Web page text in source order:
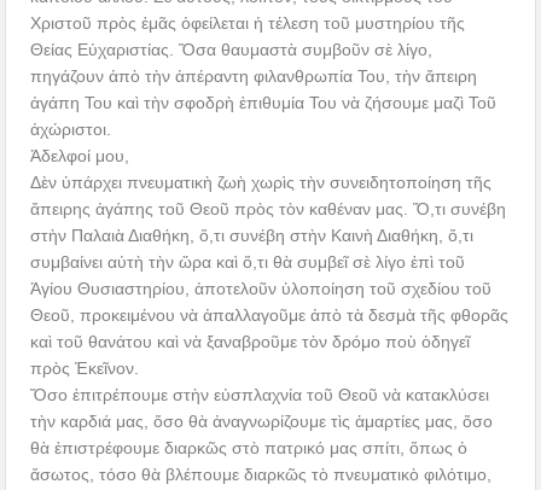
Χριστοῦ πρὸς ἐμᾶς ὀφείλεται ἡ τέλεση τοῦ μυστηρίου τῆς
Θείας Εὐχαριστίας. Ὅσα θαυμαστὰ συμβοῦν σὲ λίγο,
πηγάζουν ἀπὸ τὴν ἀπέραντη φιλανθρωπία Του, τὴν ἄπειρη
ἀγάπη Του καὶ τὴν σφοδρὴ ἐπιθυμία Του νὰ ζήσουμε μαζὶ Τοῦ
ἀχώριστοι.
Ἀδελφοί μου,
Δὲν ὑπάρχει πνευματικὴ ζωὴ χωρὶς τὴν συνειδητοποίηση τῆς
ἄπειρης ἀγάπης τοῦ Θεοῦ πρὸς τὸν καθέναν μας. Ὅ,τι συνέβη
στὴν Παλαιὰ Διαθήκη, ὅ,τι συνέβη στὴν Καινὴ Διαθήκη, ὅ,τι
συμβαίνει αὐτὴ τὴν ὥρα καὶ ὅ,τι θὰ συμβεῖ σὲ λίγο ἐπὶ τοῦ
Ἁγίου Θυσιαστηρίου, ἀποτελοῦν ὑλοποίηση τοῦ σχεδίου τοῦ
Θεοῦ, προκειμένου νὰ ἀπαλλαγοῦμε ἀπὸ τὰ δεσμὰ τῆς φθορᾶς
καὶ τοῦ θανάτου καὶ νὰ ξαναβροῦμε τὸν δρόμο ποὺ ὁδηγεῖ
πρὸς Ἐκεῖνον.
Ὅσο ἐπιτρέπουμε στὴν εὐσπλαχνία τοῦ Θεοῦ νὰ κατακλύσει
τὴν καρδιά μας, ὅσο θὰ ἀναγνωρίζουμε τὶς ἁμαρτίες μας, ὅσο
θὰ ἐπιστρέφουμε διαρκῶς στὸ πατρικό μας σπίτι, ὅπως ὁ
ἄσωτος, τόσο θὰ βλέπουμε διαρκῶς τὸ πνευματικὸ φιλότιμο,